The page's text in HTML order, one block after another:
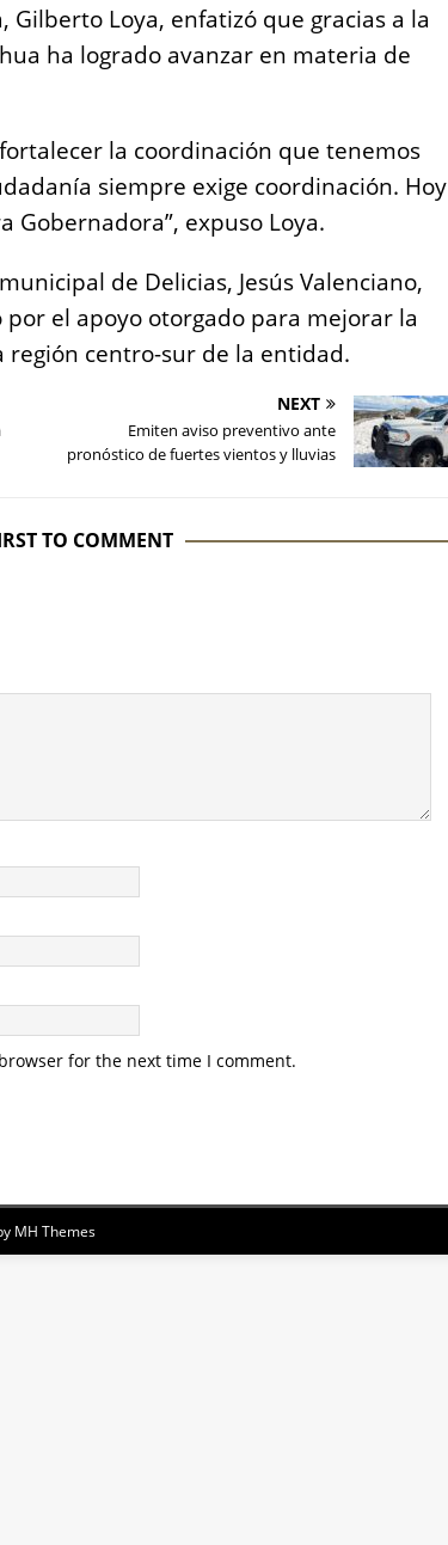
Gilberto Loya, enfatizó que gracias a la
ha logrado avanzar en materia de
la coordinación que tenemos
siempre exige coordinación. Hoy
Gobernadora”, expuso Loya.
de Delicias, Jesús Valenciano,
el apoyo otorgado para mejorar la
región centro-sur de la entidad.
NEXT
Emiten aviso preventivo ante
pronóstico de fuertes vientos y lluvias
TO COMMENT
for the next time I comment.
MH Themes